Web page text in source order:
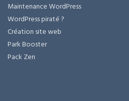
Maintenance WordPress
WordPress piraté ?
Création site web
Park Booster
Pack Zen